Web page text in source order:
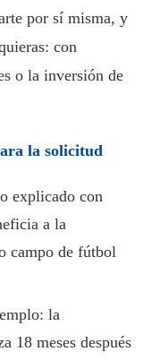
por sí misma, y
con
o la inversión de
la solicitud
explicado con
a la
campo de fútbol
la
18 meses después